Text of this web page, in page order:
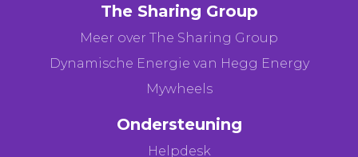
The Sharing Group
Meer over The Sharing Group
Dynamische Energie van Hegg Energy
Mywheels
Ondersteuning
Helpdesk